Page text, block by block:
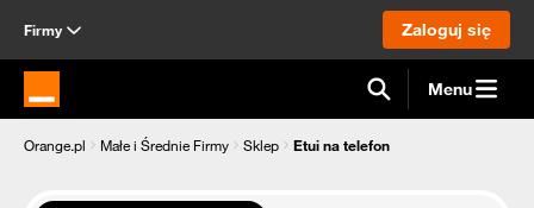
Firmy Zaloguj się
Strona główna Orange.pl Menu
Orange.pl Małe i Średnie Firmy Sklep Etui na telefon